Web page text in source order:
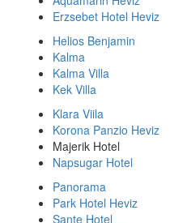
Erzsebet Hotel Heviz
Helios Benjamin
Kalma
Kalma Villa
Kek Villa
Klara Viila
Korona Panzio Heviz
Majerik Hotel
Napsugar Hotel
Panorama
Park Hotel Heviz
Sante Hotel